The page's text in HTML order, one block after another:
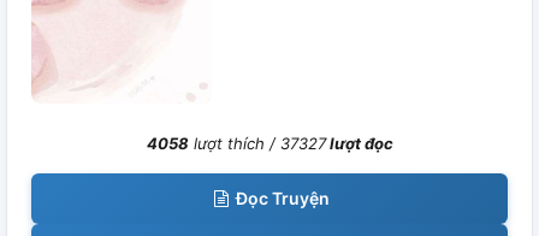
4058lượt thích /37327lượt đọc
Đọc Truyện